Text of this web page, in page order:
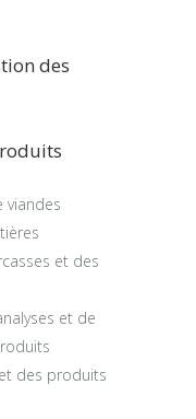
des
viandes
et des
et de
des produits